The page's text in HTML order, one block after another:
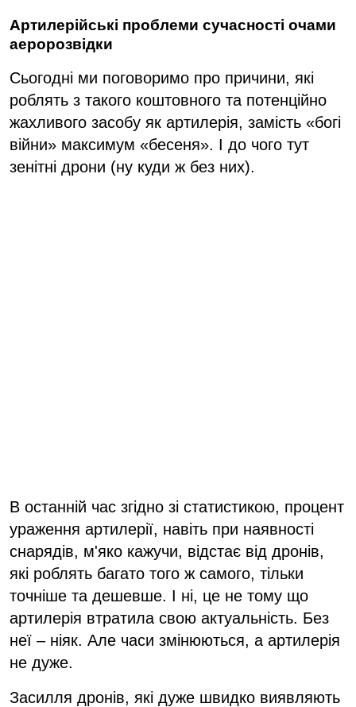
Артилерійські проблеми сучасності очами
аеророзвідки
Сьогодні ми поговоримо про причини, які
роблять з такого коштовного та потенційно
жахливого засобу як артилерія, замість «богі
війни» максимум «бесеня». І до чого тут
зенітні дрони (ну куди ж без них).
В останній час згідно зі статистикою, процент
ураження артилерії, навіть при наявності
снарядів, м'яко кажучи, відстає від дронів,
які роблять багато того ж самого, тільки
точніше та дешевше. І ні, це не тому що
артилерія втратила свою актуальність. Без
неї – ніяк. Але часи змінюються, а артилерія
не дуже.
Засилля дронів, які дуже швидко виявляють